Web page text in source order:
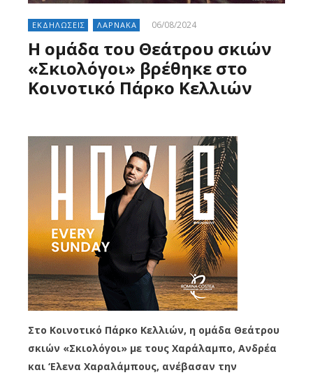
ΕΚΔΗΛΩΣΕΙΣ ΛΑΡΝΑΚΑ 06/08/2024
Η ομάδα του Θεάτρου σκιών
«Σκιολόγοι» βρέθηκε στο
Κοινοτικό Πάρκο Κελλιών
Στο Κοινοτικό Πάρκο Κελλιών, η ομάδα Θεάτρου
σκιών «Σκιολόγοι» με τους Χαράλαμπο, Ανδρέα
και ‘Ελενα Χαραλάμπους, ανέβασαν την